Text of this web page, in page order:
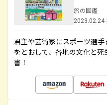
旅の図鑑
2023.02.24
君主や芸術家にスポーツ選
をとおして、各地の文化と
書！